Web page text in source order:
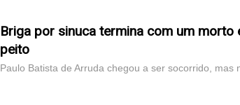
Briga por sinuca termina com um
peito
Paulo Batista de Arruda chegou a ser socorrido, mas